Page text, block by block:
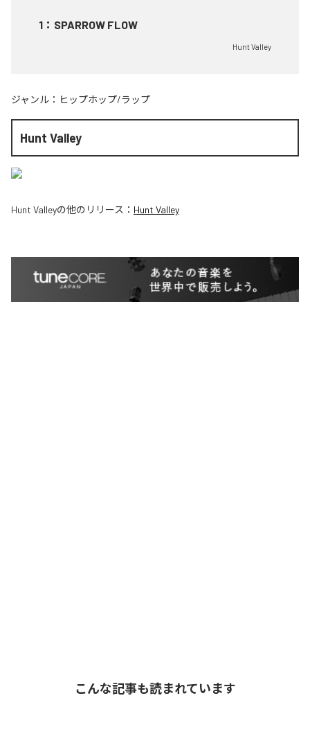
1 ： SPARROW FLOW
Hunt Valley
ジャンル： ヒップホップ/ラップ
Hunt Valley
Hunt Valleyの他のリリース： Hunt Valley
こんな記事も読まれています